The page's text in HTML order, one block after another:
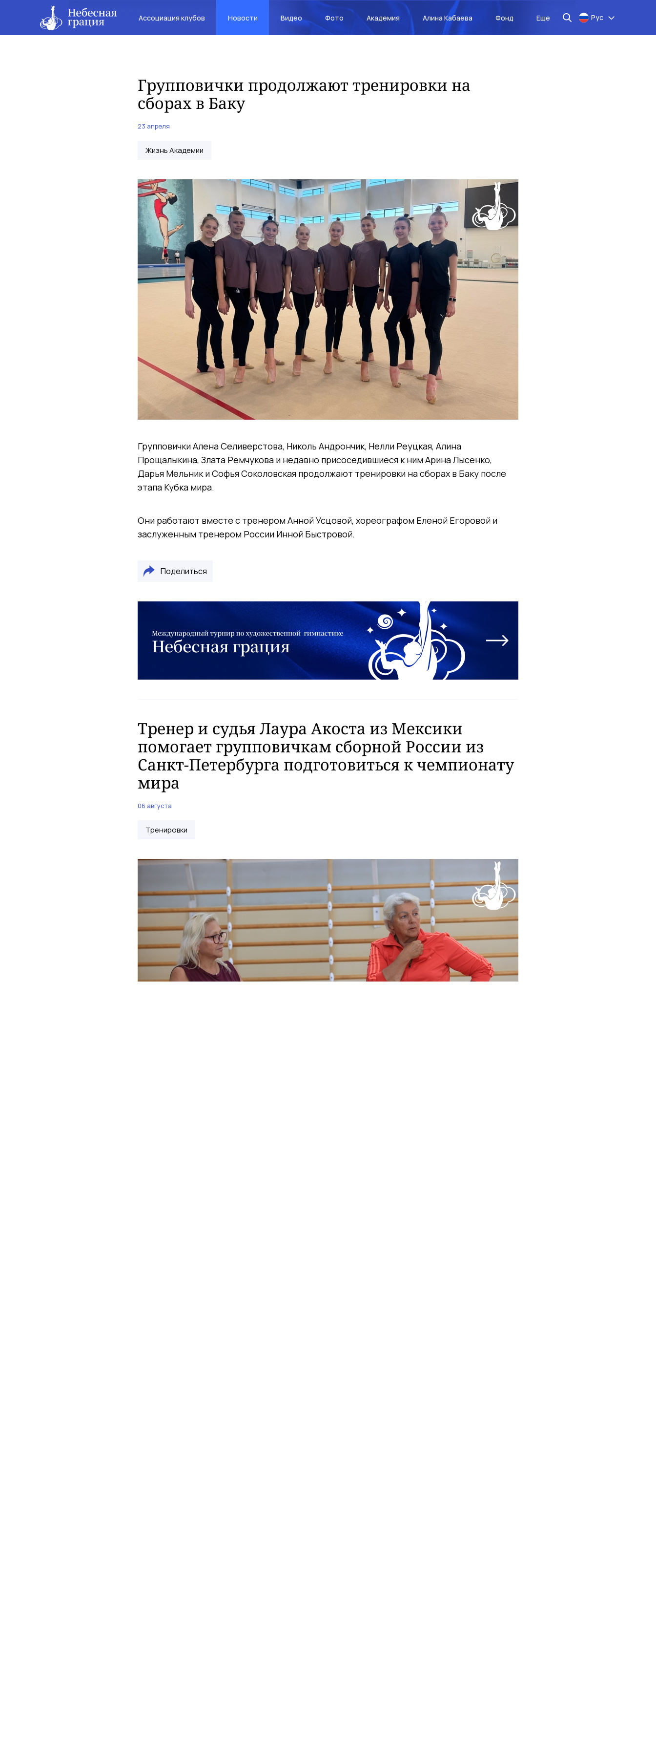
Ассоциация клубов Новости Видео Фото Академия Алина Кабаева Фонд Еще Рус
Групповички продолжают тренировки на
сборах в Баку
23 апреля
Жизнь Академии
Групповички Алена Селиверстова, Николь Андрончик, Нелли Реуцкая, Алина
Прощалыкина, Злата Ремчукова и недавно присоседившиеся к ним Арина Лысенко,
Дарья Мельник и Софья Соколовская продолжают тренировки на сборах в Баку после
этапа Кубка мира.
Они работают вместе с тренером Анной Усцовой, хореографом Еленой Егоровой и
заслуженным тренером России Инной Быстровой.
Поделиться
Тренер и судья Лаура Акоста из Мексики
помогает групповичкам сборной России из
Санкт-Петербурга подготовиться к чемпионату
мира
06 августа
Тренировки